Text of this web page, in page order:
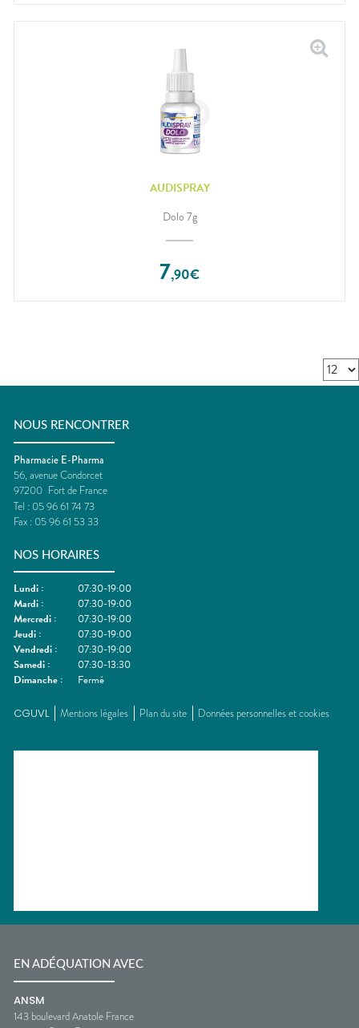
AUDISPRAY
Dolo 7g
7,90€
NOUS RENCONTRER
Pharmacie E-Pharma
56, avenue Condorcet
97200 Fort de France
Tel : 05 96 61 74 73
Fax : 05 96 61 53 33
NOS HORAIRES
Lundi :
07:30-19:00
Mardi :
07:30-19:00
Mercredi :
07:30-19:00
Jeudi :
07:30-19:00
Vendredi :
07:30-19:00
Samedi :
07:30-13:30
Dimanche : Fermé
CGUVL Mentions légales Plan du site Données personnelles et cookies
EN ADÉQUATION AVEC
ANSM
143 boulevard Anatole France